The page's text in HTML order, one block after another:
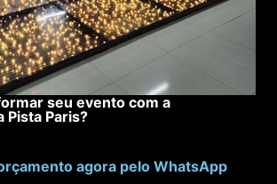
seu evento com a
Pista Paris?
agora pelo WhatsApp